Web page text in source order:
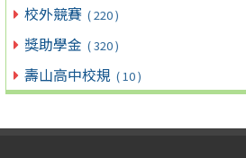
校外競賽 ( 220 )
獎助學金 ( 320 )
壽山高中校規 ( 10 )